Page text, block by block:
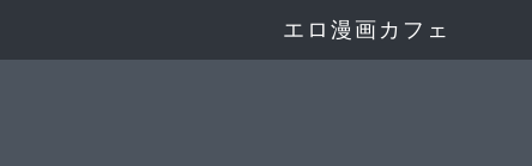
エロ漫画カフェ